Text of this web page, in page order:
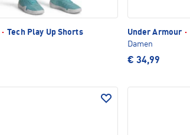
· Tech Play Up Shorts
Under Armour ·
Damen
€ 34,99